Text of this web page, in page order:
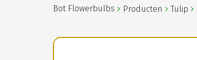
Bot Flowerbulbs Producten Tulip